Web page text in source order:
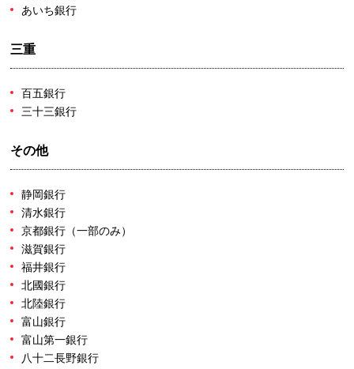
あいち銀行
三重
百五銀行
三十三銀行
その他
静岡銀行
清水銀行
京都銀行（一部のみ）
滋賀銀行
福井銀行
北國銀行
北陸銀行
富山銀行
富山第一銀行
八十二長野銀行